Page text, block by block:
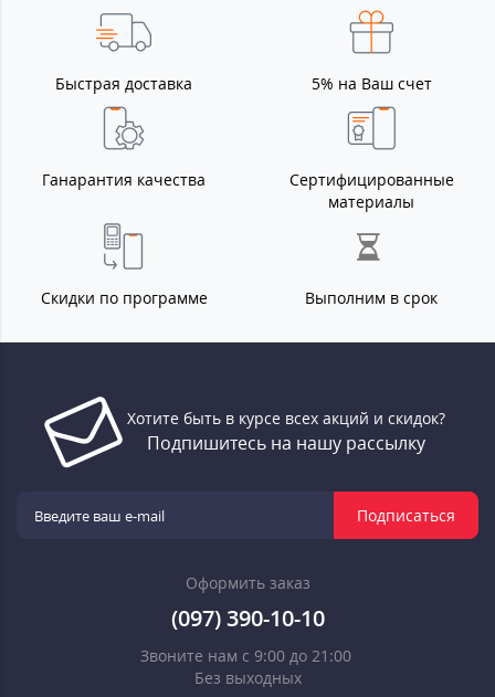
Быстрая доставка 5% на Ваш счет
Ганарантия качества
Сертифицированные
материалы
Скидки по программе Выполним в срок
Хотите быть в курсе всех акций и скидок?
Подпишитесь на нашу рассылку
Подписаться
Оформить заказ
(097) 390-10-10
Звоните нам с 9:00 до 21:00
Без выходных